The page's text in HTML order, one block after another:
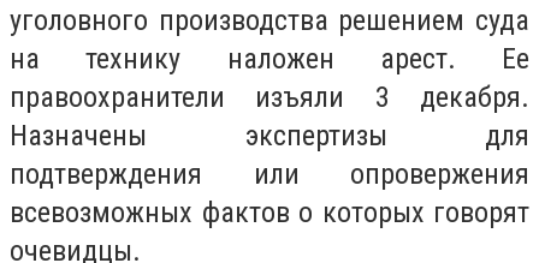
уголовного производства решением суда
на технику наложен арест. Ее
правоохранители изъяли 3 декабря.
Назначены экспертизы для
подтверждения или опровержения
всевозможных фактов о которых говорят
очевидцы.